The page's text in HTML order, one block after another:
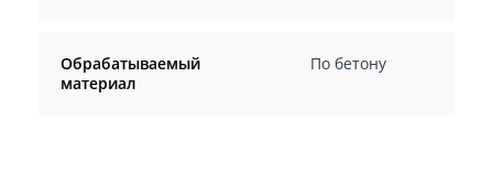
Обрабатываемый
материал
По бетону